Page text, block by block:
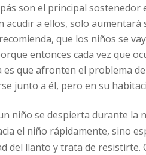
son el principal sostenedor
acudir a ellos, solo aumentará
que los niños se
entonces cada vez que
es que afronten el problema
junto a él, pero en su
niño se despierta durante la
el niño rápidamente, sino
del llanto y trata de resistirte.